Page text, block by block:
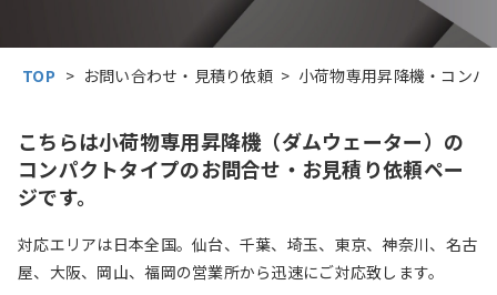
TOP > お問い合わせ・見積り依頼 > 小荷物専用昇降機・コンパ
こちらは小荷物専用昇降機（ダムウェーター）の
コンパクトタイプのお問合せ・お見積り依頼ペー
ジです。
対応エリアは日本全国。仙台、千葉、埼玉、東京、神奈川、名古
屋、大阪、岡山、福岡の営業所から迅速にご対応致します。